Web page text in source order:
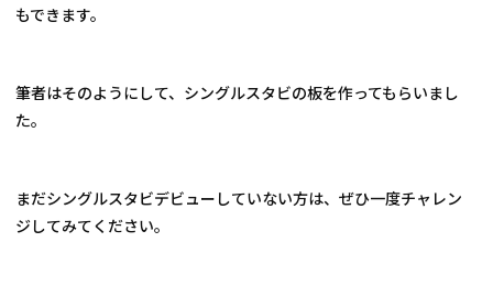
もできます。
筆者はそのようにして、シングルスタビの板を作ってもらいまし
た。
まだシングルスタビデビューしていない方は、ぜひ一度チャレン
ジしてみてください。